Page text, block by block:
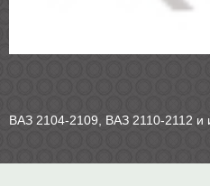
ВАЗ 2104-2109, ВАЗ 2110-2112 и